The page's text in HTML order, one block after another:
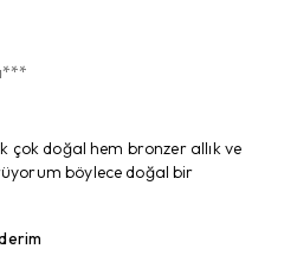
çok doğal hem bronzer allık ve
böylece doğal bir